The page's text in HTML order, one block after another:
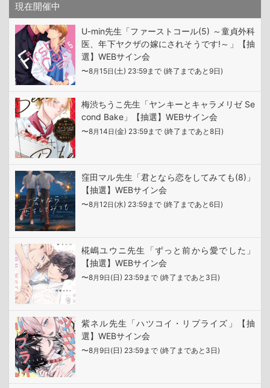
現在開催中
U-min先生「ファーストコール(5) ～童貞外科
医、年下ヤクザの嫁にされそうです!～」【抽
選】WEBサイン会
〜8月15日 (土) 23:59まで (終了まであと9日)
梅渋ちうこ先生「ヤンキーとキャラメリゼ Se
cond Bake」【抽選】WEBサイン会
〜8月14日 (金) 23:59まで (終了まであと8日)
窪田マル先生「君となら恋をしてみても(8)」
【抽選】WEBサイン会
〜8月12日 (水) 23:59まで (終了まであと6日)
椛嶋ユウニ先生「ずっと前から愛でした」
【抽選】WEBサイン会
〜8月9日 (日) 23:59まで (終了まであと3日)
紫ネル先生「ハツコイ・リプライズ」【抽
選】WEBサイン会
〜8月9日 (日) 23:59まで (終了まであと3日)